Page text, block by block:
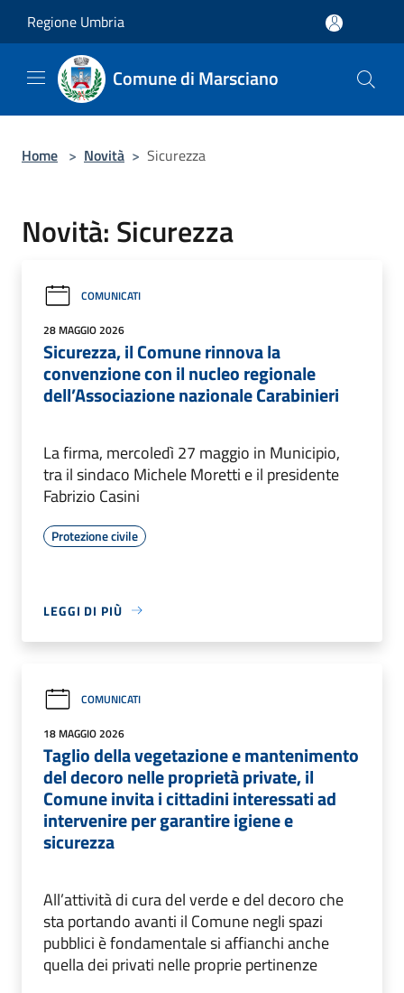
Regione Umbria
Comune di Marsciano
Home > Novità > Sicurezza
Novità: Sicurezza
COMUNICATI
28 MAGGIO 2026
Sicurezza, il Comune rinnova la
convenzione con il nucleo regionale
dell’Associazione nazionale Carabinieri
La firma, mercoledì 27 maggio in Municipio,
tra il sindaco Michele Moretti e il presidente
Fabrizio Casini
Protezione civile
LEGGI DI PIÙ
COMUNICATI
18 MAGGIO 2026
Taglio della vegetazione e mantenimento
del decoro nelle proprietà private, il
Comune invita i cittadini interessati ad
intervenire per garantire igiene e
sicurezza
All’attività di cura del verde e del decoro che
sta portando avanti il Comune negli spazi
pubblici è fondamentale si affianchi anche
quella dei privati nelle proprie pertinenze